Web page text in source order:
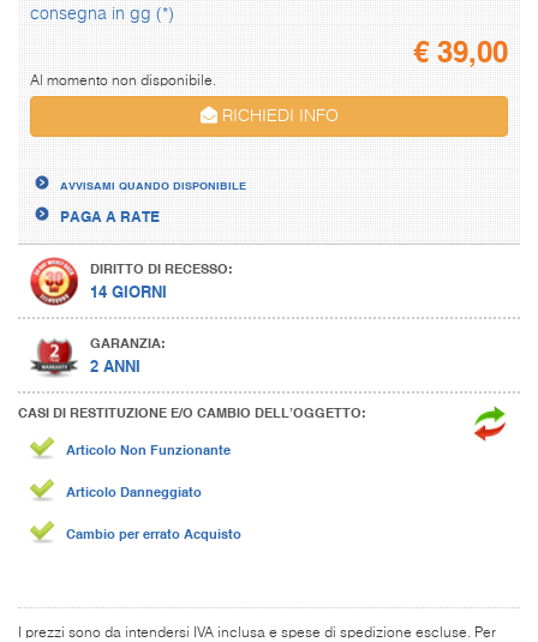
consegna in gg (*)
€39,00
Al momento non disponibile.
RICHIEDI INFO
AVVISAMI QUANDO DISPONIBILE
PAGA A RATE
DIRITTO DI RECESSO:
14 GIORNI
GARANZIA:
2 ANNI
CASI DI RESTITUZIONE E/O CAMBIO DELL’OGGETTO:
Articolo Non Funzionante
Articolo Danneggiato
Cambio per errato Acquisto
I prezzi sono da intendersi IVA inclusa e spese di spedizione escluse. Per